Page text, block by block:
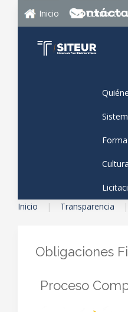
Inicio Contacto
Cultura
Inicio
Transparencia
Obligaciones
Proceso